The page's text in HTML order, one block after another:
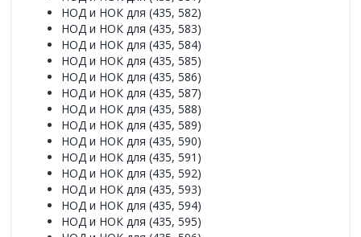
НОД и НОК для (435, 582)
НОД и НОК для (435, 583)
НОД и НОК для (435, 584)
НОД и НОК для (435, 585)
НОД и НОК для (435, 586)
НОД и НОК для (435, 587)
НОД и НОК для (435, 588)
НОД и НОК для (435, 589)
НОД и НОК для (435, 590)
НОД и НОК для (435, 591)
НОД и НОК для (435, 592)
НОД и НОК для (435, 593)
НОД и НОК для (435, 594)
НОД и НОК для (435, 595)